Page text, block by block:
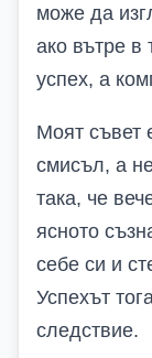
може да
ако вътре в
успех, а
Моят съвет
смисъл, а
така, че
ясното
себе си и
Успехът
следствие.